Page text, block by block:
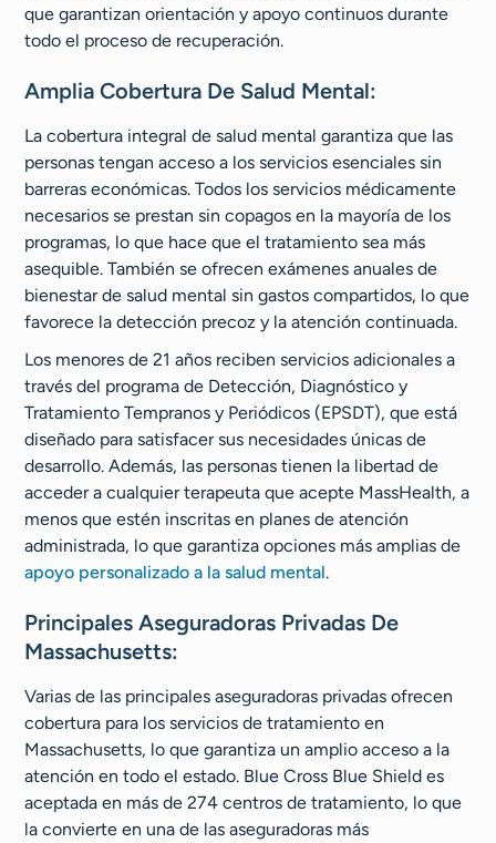
que garantizan orientación y apoyo continuos durante
todo el proceso de recuperación.
Amplia Cobertura De Salud Mental:
La cobertura integral de salud mental garantiza que las
personas tengan acceso a los servicios esenciales sin
barreras económicas. Todos los servicios médicamente
necesarios se prestan sin copagos en la mayoría de los
programas, lo que hace que el tratamiento sea más
asequible. También se ofrecen exámenes anuales de
bienestar de salud mental sin gastos compartidos, lo que
favorece la detección precoz y la atención continuada.
Los menores de 21 años reciben servicios adicionales a
través del programa de Detección, Diagnóstico y
Tratamiento Tempranos y Periódicos (EPSDT), que está
diseñado para satisfacer sus necesidades únicas de
desarrollo. Además, las personas tienen la libertad de
acceder a cualquier terapeuta que acepte MassHealth, a
menos que estén inscritas en planes de atención
administrada, lo que garantiza opciones más amplias de
apoyo personalizado a la salud mental.
Principales Aseguradoras Privadas De
Massachusetts:
Varias de las principales aseguradoras privadas ofrecen
cobertura para los servicios de tratamiento en
Massachusetts, lo que garantiza un amplio acceso a la
atención en todo el estado. Blue Cross Blue Shield es
aceptada en más de 274 centros de tratamiento, lo que
la convierte en una de las aseguradoras más